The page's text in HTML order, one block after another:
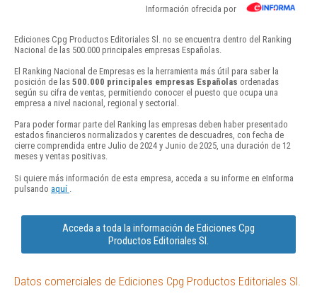
Información ofrecida por
Ediciones Cpg Productos Editoriales Sl. no se encuentra dentro del Ranking
Nacional de las 500.000 principales empresas Españolas.
El Ranking Nacional de Empresas es la herramienta más útil para saber la
posición de las 500.000 principales empresas Españolas ordenadas
según su cifra de ventas, permitiendo conocer el puesto que ocupa una
empresa a nivel nacional, regional y sectorial.
Para poder formar parte del Ranking las empresas deben haber presentado
estados financieros normalizados y carentes de descuadres, con fecha de
cierre comprendida entre Julio de 2024 y Junio de 2025, una duración de 12
meses y ventas positivas.
Si quiere más información de esta empresa, acceda a su informe en eInforma
pulsando aquí
Acceda a toda la información de Ediciones Cpg
Productos Editoriales Sl.
Datos comerciales de Ediciones Cpg Productos Editoriales Sl.